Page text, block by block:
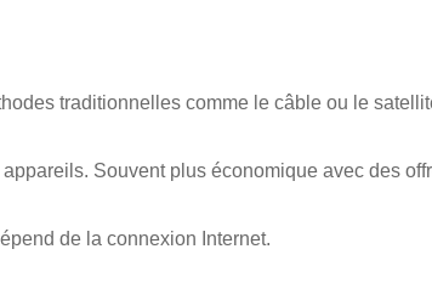
traditionnelles comme le câble ou le
Souvent plus économique avec des
de la connexion Internet.